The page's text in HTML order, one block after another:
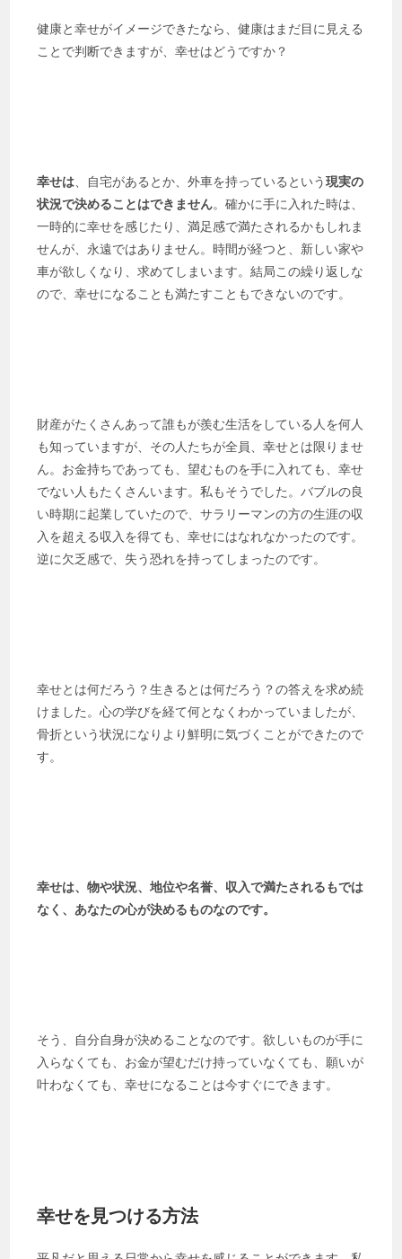
健康と幸せがイメージできたなら、健康はまだ目に見える
ことで判断できますが、幸せはどうですか？
幸せは、自宅があるとか、外車を持っているという現実の
状況で決めることはできません。確かに手に入れた時は、
一時的に幸せを感じたり、満足感で満たされるかもしれま
せんが、永遠ではありません。時間が経つと、新しい家や
車が欲しくなり、求めてしまいます。結局この繰り返しな
ので、幸せになることも満たすこともできないのです。
財産がたくさんあって誰もが羨む生活をしている人を何人
も知っていますが、その人たちが全員、幸せとは限りませ
ん。お金持ちであっても、望むものを手に入れても、幸せ
でない人もたくさんいます。私もそうでした。バブルの良
い時期に起業していたので、サラリーマンの方の生涯の収
入を超える収入を得ても、幸せにはなれなかったのです。
逆に欠乏感で、失う恐れを持ってしまったのです。
幸せとは何だろう？生きるとは何だろう？の答えを求め続
けました。心の学びを経て何となくわかっていましたが、
骨折という状況になりより鮮明に気づくことができたので
す。
幸せは、物や状況、地位や名誉、収入で満たされるもでは
なく、あなたの心が決めるものなのです。
そう、自分自身が決めることなのです。欲しいものが手に
入らなくても、お金が望むだけ持っていなくても、願いが
叶わなくても、幸せになることは今すぐにできます。
幸せを見つける方法